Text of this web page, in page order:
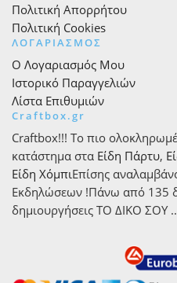
Πολιτική Απορρήτου
Πολιτική Cookies
ΛΟΓΑΡΙΑΣΜΟΣ
Ο Λογαριασμός Μου
Ιστορικό Παραγγελιών
Λίστα Επιθυμιών
Craftbox.gr
Craftbox!!! Το πιο
κατάστημα στα Είδη Πάρτυ,
Είδη ΧόμπιΕπίσης
Εκδηλώσεων !Πάνω από 135
δημιουργήσεις ΤΟ ΔΙΚΟ ΣΟΥ